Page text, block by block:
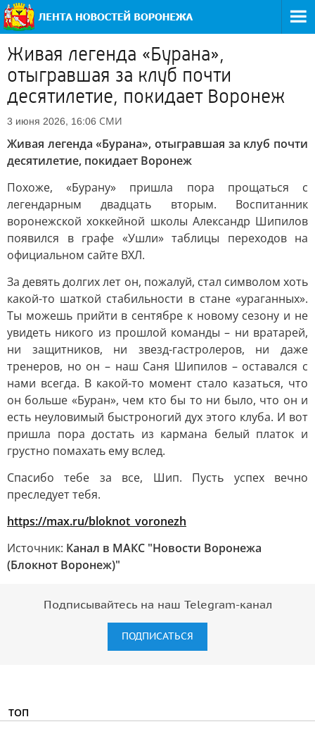
Живая легенда «Бурана»,
отыгравшая за клуб почти
десятилетие, покидает Воронеж
3 июня 2026, 16:06 СМИ
Живая легенда «Бурана», отыгравшая за клуб почти
десятилетие, покидает Воронеж
Похоже, «Бурану» пришла пора прощаться с
легендарным двадцать вторым. Воспитанник
воронежской хоккейной школы Александр Шипилов
появился в графе «Ушли» таблицы переходов на
официальном сайте ВХЛ.
За девять долгих лет он, пожалуй, стал символом хоть
какой-то шаткой стабильности в стане «ураганных».
Ты можешь прийти в сентябре к новому сезону и не
увидеть никого из прошлой команды – ни вратарей,
ни защитников, ни звезд-гастролеров, ни даже
тренеров, но он – наш Саня Шипилов – оставался с
нами всегда. В какой-то момент стало казаться, что
он больше «Буран», чем кто бы то ни было, что он и
есть неуловимый быстроногий дух этого клуба. И вот
пришла пора достать из кармана белый платок и
грустно помахать ему вслед.
Спасибо тебе за все, Шип. Пусть успех вечно
преследует тебя.
https://max.ru/bloknot_voronezh
Источник: Канал в МАКС "Новости Воронежа
(Блокнот Воронеж)"
Подписывайтесь на наш Telegram-канал
ПОДПИСАТЬСЯ
ТОП